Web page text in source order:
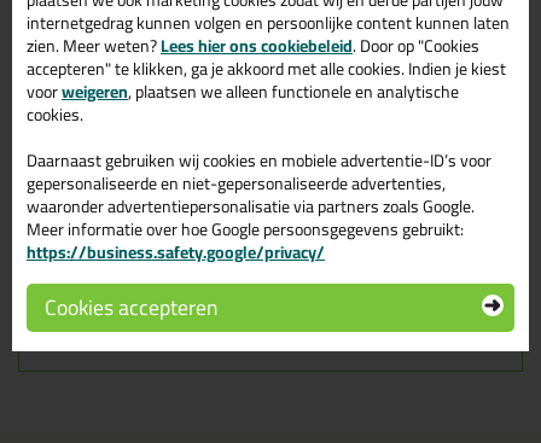
In meerdere breedtematen leverbaar
Omschrijving Specificaties Reviews (3)
Zwaluw Loodband 10meter
in 30 cm
Bestel de Zwaluw Loodband 10meter in 30 cm vandaag nog!
Vandaag besteld = morgen in huis.
Wil je meer weten over de toepassing en kenmerken van dit
product?Lees alles over dit product >
internetgedrag kunnen volgen en persoonlijke content kunnen laten
zien. Meer weten?Lees hier ons cookiebeleid. Door op "Cookies
accepteren" te klikken, ga je akkoord met alle cookies. Indien je kiest
voorweigeren, plaatsen we alleen functionele en analytische
cookies.
Daarnaast gebruiken wij cookies en mobiele advertentie-ID’s voor
gepersonaliseerde en niet-gepersonaliseerde advertenties,
waaronder advertentiepersonalisatie via partners zoals Google.
Meer informatie over hoe Google persoonsgegevens gebruikt:
https://business.safety.google/privacy/
Cookies accepteren